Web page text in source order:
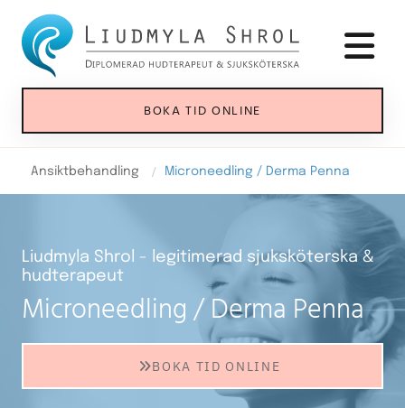
BOKA TID ONLINE
Ansiktbehandling / Microneedling / Derma Penna
Liudmyla Shrol - legitimerad sjuksköterska &
hudterapeut
Microneedling / Derma Penna
BOKA TID ONLINE